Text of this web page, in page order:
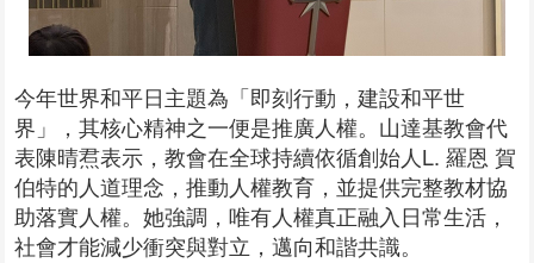
今年世界和平日主題為「即刻行動，建設和平世
界」，其核心精神之一便是推廣人權。山達基教會代
表陳晴焄表示，教會在全球持續依循創始人L. 羅恩 賀
伯特的人道理念，推動人權教育，並提供完整教材協
助落實人權。她強調，唯有人權真正融入日常生活，
社會才能減少衝突與對立，邁向和諧共識。